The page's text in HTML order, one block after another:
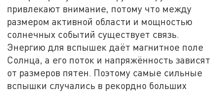
привлекают внимание, потому что между
размером активной области и мощностью
солнечных событий существует связь.
Энергию для вспышек даёт магнитное поле
Солнца, а его поток и напряжённость зависят
от размеров пятен. Поэтому самые сильные
вспышки случались в рекордно больших